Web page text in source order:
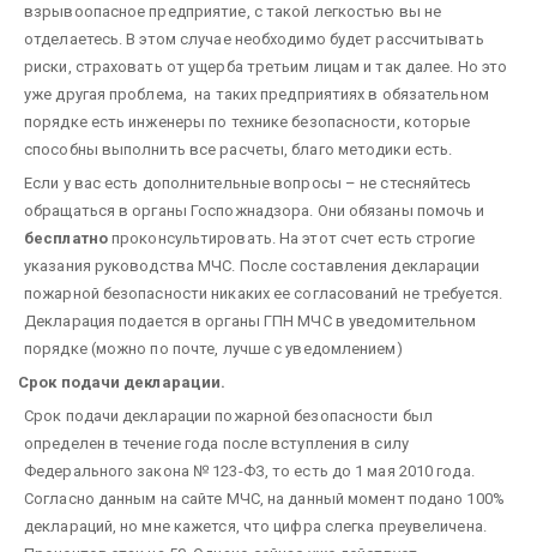
взрывоопасное предприятие, с такой легкостью вы не
отделаетесь. В этом случае необходимо будет рассчитывать
риски, страховать от ущерба третьим лицам и так далее. Но это
уже другая проблема, на таких предприятиях в обязательном
порядке есть инженеры по технике безопасности, которые
способны выполнить все расчеты, благо методики есть.
Если у вас есть дополнительные вопросы – не стесняйтесь
обращаться в органы Госпожнадзора. Они обязаны помочь и
бесплатнопроконсультировать. На этот счет есть строгие
указания руководства МЧС. После составления декларации
пожарной безопасности никаких ее согласований не требуется.
Декларация подается в органы ГПН МЧС в уведомительном
порядке (можно по почте, лучше с уведомлением)
Срок подачи декларации.
Срок подачи декларации пожарной безопасности был
определен в течение года после вступления в силу
Федерального закона № 123-ФЗ, то есть до 1 мая 2010 года.
Согласно данным на сайте МЧС, на данный момент подано 100%
деклараций, но мне кажется, что цифра слегка преувеличена.